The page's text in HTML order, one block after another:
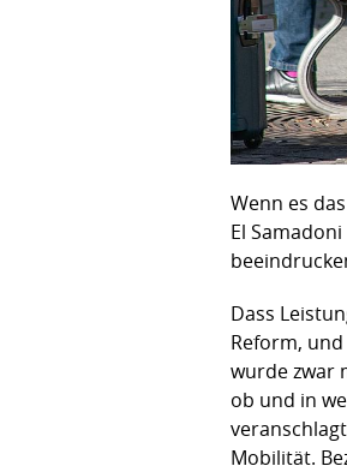
Wenn es
El
Dass
Reform,
wurde zwar
ob und in
Mobilität.